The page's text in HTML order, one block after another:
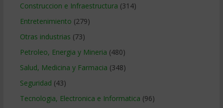
Construccion e Infraestructura (314)
Entretenimiento (279)
Otras industrias (73)
Petroleo, Energia y Mineria (480)
Salud, Medicina y Farmacia (348)
Seguridad (43)
Tecnologia, Electronica e Informatica (96)